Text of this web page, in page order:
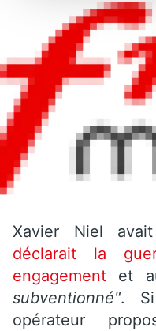
Xavier Niel
déclarait la
engagement et
subventionné". Si
opérateur